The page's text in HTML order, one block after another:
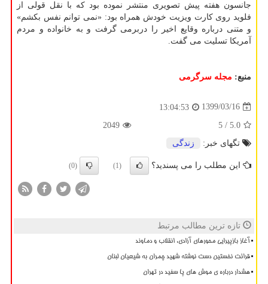
جانسون هفته پیش تصویری منتشر نموده بود که با نقل قولی از
فلوید روی کارت ویزیت خودش همراه بود: «نمی توانم نفس بکشم»
و متنی درباره وقایع اخیر را دربرمی گرفت و به خانواده و مردم
آمریکا تسلیت می گفت.
منبع: مجله سرگرمی
1399/03/16
13:04:53
5.0
/ 5
2049
تگهای خبر:
زندگی
این مطلب را می پسندید؟ (1)
(0)
تازه ترین مطالب مرتبط
آغاز بازپیرایی محورهای آزادی، انقلاب و دماوند
قرائت نخستین دست نوشته شهید چمران به شیعیان لبنان
هشدار درباره ی موش های پا سفید در تهران